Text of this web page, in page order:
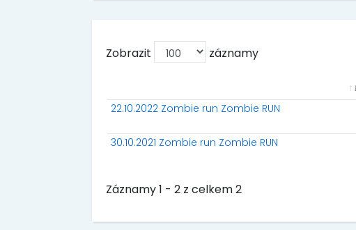
Zobrazit záznamy
22.10.2022 Zombie run Zombie RUN
30.10.2021 Zombie run Zombie RUN
Záznamy 1 - 2 z celkem 2